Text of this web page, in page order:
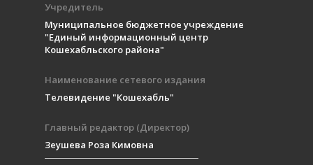
Учредитель
Муниципальное бюджетное учреждение
"Единый информационный центр
Кошехабльского района"
Наименование сетевого издания
Телевидение "Кошехабль"
Главный редактор (Директор)
Зеушева Роза Кимовна